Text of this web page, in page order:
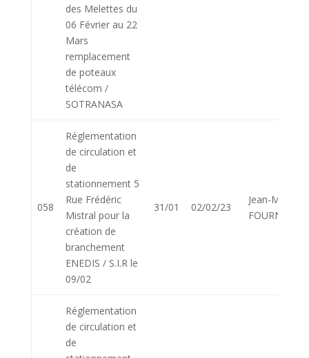
des Melettes du
06 Février au 22
Mars
remplacement
de poteaux
télécom /
SOTRANASA
058
Réglementation
de circulation et
de
stationnement 5
Rue Frédéric
Mistral pour la
création de
branchement
ENEDIS / S.I.R le
09/02
31/01 02/02/23
Jean-Marie
FOURNIER
Réglementation
de circulation et
de